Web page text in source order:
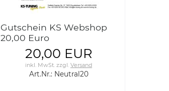
Gutschein KS Webshop
20,00 Euro
20,00 EUR
inkl. MwSt. zzgl.Versand
Art.Nr.: Neutral20